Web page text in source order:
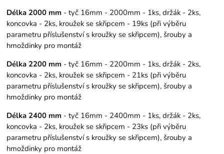
Délka 2000 mm - tyč 16mm - 2000mm - 1ks, držák - 2ks,
koncovka - 2ks, kroužek se skřipcem - 19ks (při výběru
parametru příslušenství s kroužky se skřipcem), šrouby a
hmoždinky pro montáž
Délka 2200 mm - tyč 16mm - 2200mm - 1ks, držák - 2ks,
koncovka - 2ks, kroužek se skřipcem - 21ks (při výběru
parametru příslušenství s kroužky se skřipcem), šrouby a
hmoždinky pro montáž
Délka 2400 mm - tyč 16mm - 2400mm - 1ks, držák - 2ks,
koncovka - 2ks, kroužek se skřipcem - 23ks (při výběru
parametru příslušenství s kroužky se skřipcem), šrouby a
hmoždinky pro montáž